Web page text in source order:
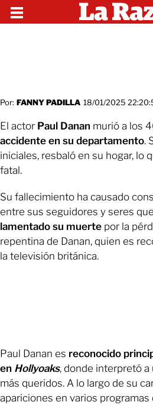
Por: FANNY PADILLA 18/01/2025
El actor Paul Danan murió a los
accidente en su departamento.
iniciales, resbaló en su hogar, lo
fatal.
Su fallecimiento ha causado
entre sus seguidores y seres
lamentado su muerte por la
repentina de Danan, quien es
la televisión británica.
Paul Danan es reconocido
en Hollyoaks, donde interpretó
más queridos. A lo largo de su
apariciones en varios